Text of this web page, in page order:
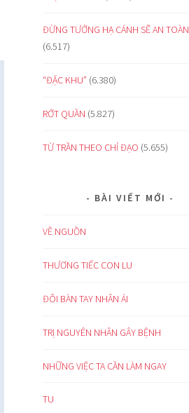
ĐỪNG TƯỞNG HẠ CÁNH SẼ AN TOÀN
(6.517)
“ĐẶC KHU” (6.380)
RỚT QUẦN (5.827)
TỪ TRẦN THEO CHỈ ĐẠO (5.655)
BÀI VIẾT MỚI
VỀ NGUỒN
THƯƠNG TIẾC CON LU
ĐÔI BÀN TAY NHÂN ÁI
TRỊ NGUYÊN NHÂN GÂY BỆNH
NHỮNG VIỆC TA CẦN LÀM NGAY
TU